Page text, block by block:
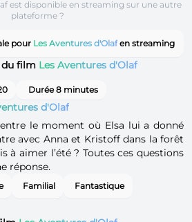
est disponible en streaming sur une autre
plateforme ?
pour Les Aventures d'Olaf en streaming
du film Les Aventures d'Olaf
Durée 8 minutes
d'Olaf
le moment où Elsa lui a donné
avec Anna et Kristoff dans la forêt
à aimer l’été ? Toutes ces questions
réponse.
Familial Fantastique